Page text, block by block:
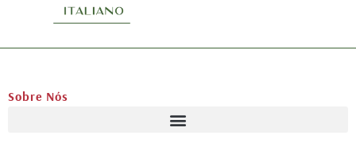
Sobre Nós